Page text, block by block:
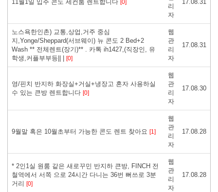
11월1일 입주 콘도 세컨룸 렌트합니다 [0]
리
자
17.08.31
노스욕한인촌) 교통,상업,거주 중심
지,Yonge/Sheppard(서브웨이) 뉴 콘도 2 Bed+2
Wash ** 전체렌트(장기)** . 카톡 ih1427,(직장인, 유
학생,커플부부등|| | [0]
웹
관
리
자
17.08.31
영/핀치 반지하 화장실+거실+냉장고 혼자 사용하실
수 있는 큰방 렌트합니다 [0]
웹
관
리
자
17.08.30
9월말 혹은 10월초부터 가능한 콘도 렌트 찾아요 [1]
웹
관
리
자
17.08.28
* 2인1실 원룸 같은 새로꾸민 반지하 큰방, FINCH 전
철역에서 서쪽 으로 24시간 다니는 36번 뻐쓰로 3분
거리 [0]
웹
관
리
자
17.08.28